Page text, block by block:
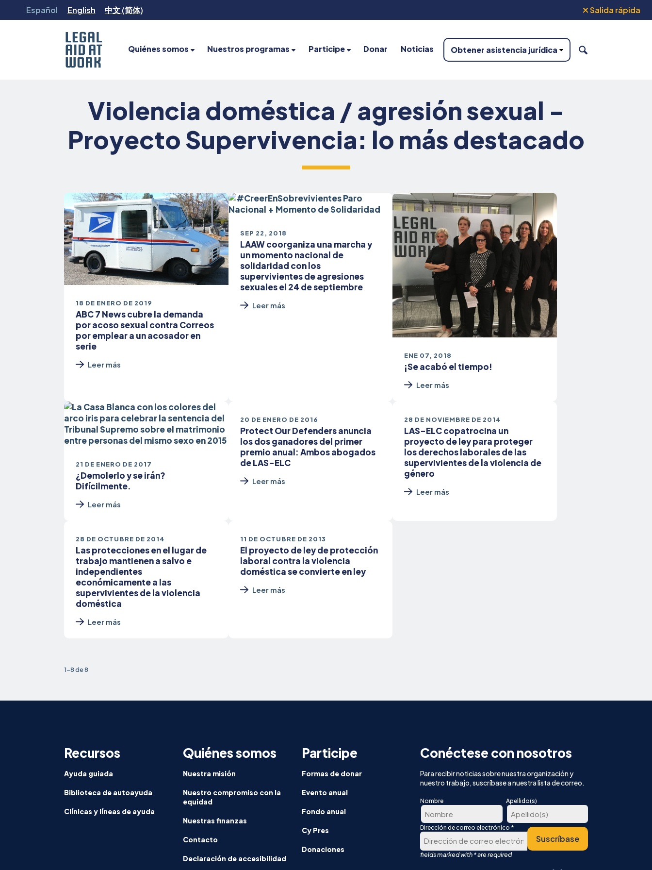
Español English 中文 (简体) Salida rápida
Quiénes somos Nuestros programas Participe Donar Noticias Obtener asistencia jurídica BUSCAR
Violencia doméstica / agresión sexual -
Proyecto Supervivencia: lo más destacado
18 DE ENERO DE 2019
ABC 7 News cubre la demanda
por acoso sexual contra Correos
por emplear a un acosador en
serie
Leer más
SEP 22, 2018
LAAW coorganiza una marcha y
un momento nacional de
solidaridad con los
supervivientes de agresiones
sexuales el 24 de septiembre
Leer más
ENE 07, 2018
¡Se acabó el tiempo!
Leer más
21 DE ENERO DE 2017
¿Demolerlo y se irán?
Difícilmente.
Leer más
20 DE ENERO DE 2016
Protect Our Defenders anuncia
los dos ganadores del primer
premio anual: Ambos abogados
de LAS-ELC
Leer más
28 DE NOVIEMBRE DE 2014
LAS-ELC copatrocina un
proyecto de ley para proteger
los derechos laborales de las
supervivientes de la violencia de
género
Leer más
28 DE OCTUBRE DE 2014
Las protecciones en el lugar de
trabajo mantienen a salvo e
independientes
económicamente a las
supervivientes de la violencia
doméstica
Leer más
11 DE OCTUBRE DE 2013
El proyecto de ley de protección
laboral contra la violencia
doméstica se convierte en ley
Leer más
1-8 de 8
Recursos
Ayuda guiada
Biblioteca de autoayuda
Clínicas y líneas de ayuda
Quiénes somos
Nuestra misión
Nuestro compromiso con la
equidad
Nuestras finanzas
Contacto
Declaración de accesibilidad
Participe
Formas de donar
Evento anual
Fondo anual
Cy Pres
Donaciones
Conéctese con nosotros
Para recibir noticias sobre nuestra organización y
nuestro trabajo, suscríbase a nuestra lista de correo.
Nombre
En
primer
lugar
Apellido(s)
Última
Dirección de correo electrónico *
Suscríbase